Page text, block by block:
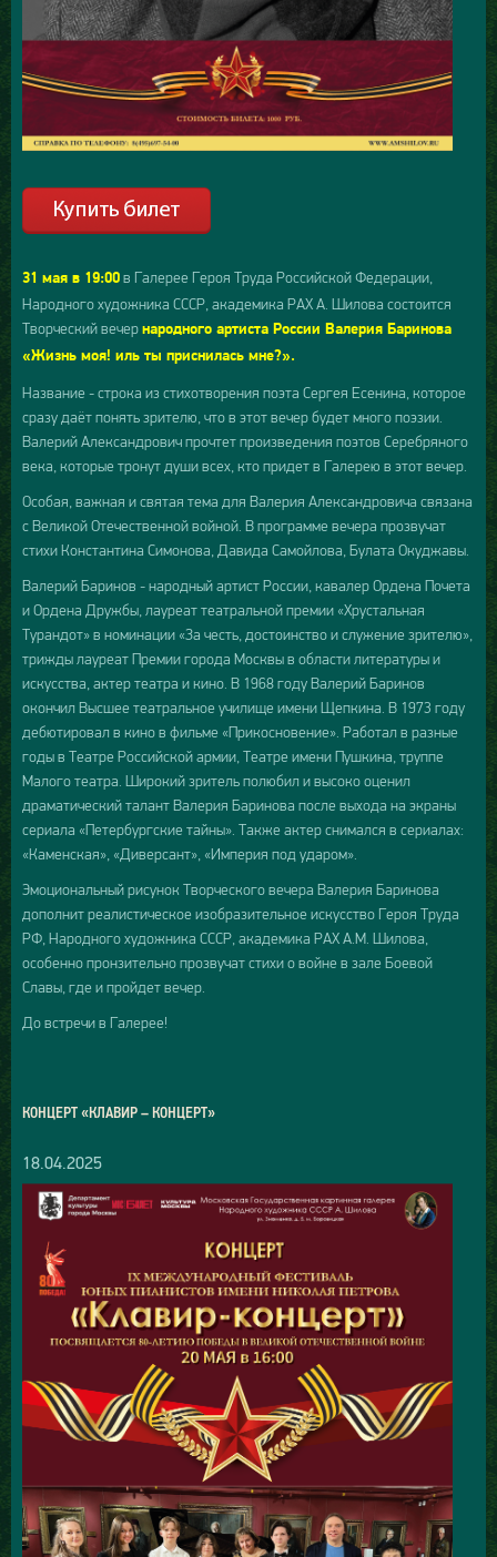
31 мая в 19:00 в Галерее Героя Труда Российской Федерации,
Народного художника СССР, академика РАХ А. Шилова состоится
Творческий вечер народного артиста России Валерия Баринова
«Жизнь моя! иль ты приснилась мне?».
Название - строка из стихотворения поэта Сергея Есенина, которое
сразу даёт понять зрителю, что в этот вечер будет много поэзии.
Валерий Александрович прочтет произведения поэтов Серебряного
века, которые тронут души всех, кто придет в Галерею в этот вечер.
Особая, важная и святая тема для Валерия Александровича связана
с Великой Отечественной войной. В программе вечера прозвучат
стихи Константина Симонова, Давида Самойлова, Булата Окуджавы.
Валерий Баринов - народный артист России, кавалер Ордена Почета
и Ордена Дружбы, лауреат театральной премии «Хрустальная
Турандот» в номинации «За честь, достоинство и служение зрителю»,
трижды лауреат Премии города Москвы в области литературы и
искусства, актер театра и кино. В 1968 году Валерий Баринов
окончил Высшее театральное училище имени Щепкина. В 1973 году
дебютировал в кино в фильме «Прикосновение». Работал в разные
годы в Театре Российской армии, Театре имени Пушкина, труппе
Малого театра. Широкий зритель полюбил и высоко оценил
драматический талант Валерия Баринова после выхода на экраны
сериала «Петербургские тайны». Также актер снимался в сериалах:
«Каменская», «Диверсант», «Империя под ударом».
Эмоциональный рисунок Творческого вечера Валерия Баринова
дополнит реалистическое изобразительное искусство Героя Труда
РФ, Народного художника СССР, академика РАХ А.М. Шилова,
особенно пронзительно прозвучат стихи о войне в зале Боевой
Славы, где и пройдет вечер.
До встречи в Галерее!
КОНЦЕРТ «КЛАВИР – КОНЦЕРТ»
18.04.2025